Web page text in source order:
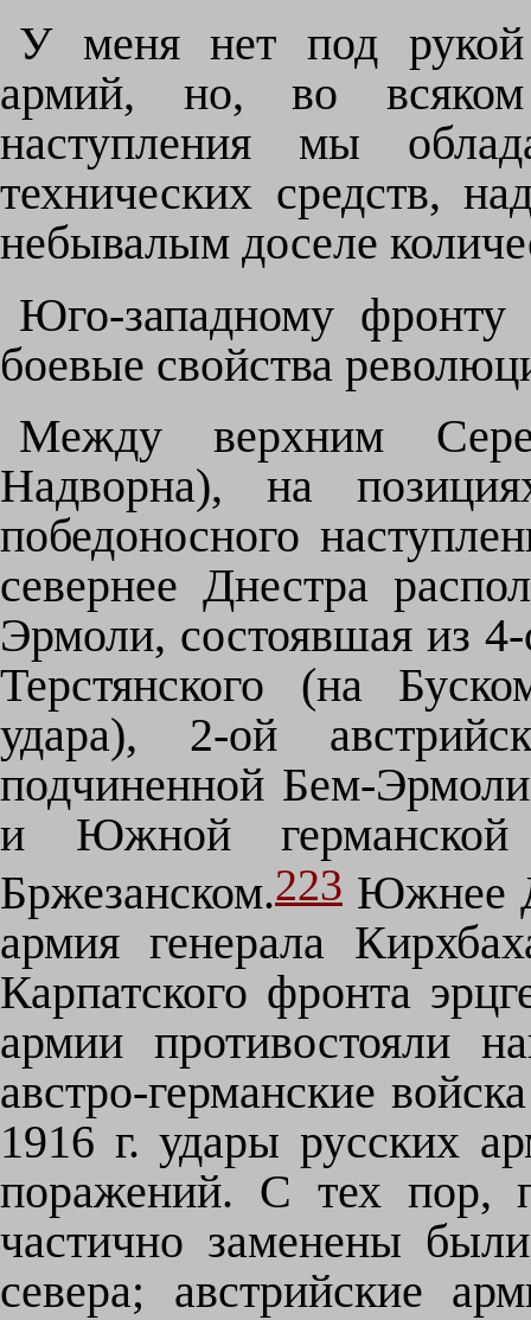
У меня нет под рукой
армий, но, во
наступления мы
технических средств,
небывалым доселе
Юго-западному фронту
боевые свойства
Между верхним
Надворна), на
победоносного
севернее Днестра
Эрмоли, состоявшая из
Терстянского (на
удара), 2-ой
подчиненной Бем-
и Южной
Бржезанском.223 Южнее
армия генерала
Карпатского фронта
армии противостояли
австро-германские
1916 г. удары русских
поражений. С тех пор,
частично заменены
севера; австрийские